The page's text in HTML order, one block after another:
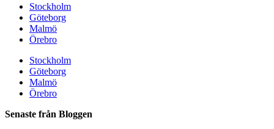
Stockholm
Göteborg
Malmö
Örebro
Stockholm
Göteborg
Malmö
Örebro
Senaste från Bloggen